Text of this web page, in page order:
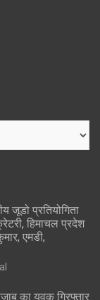
जूडो प्रतियोगिता
हिमाचल प्रदेश
एमडी,
का युवक गिरफ्तार